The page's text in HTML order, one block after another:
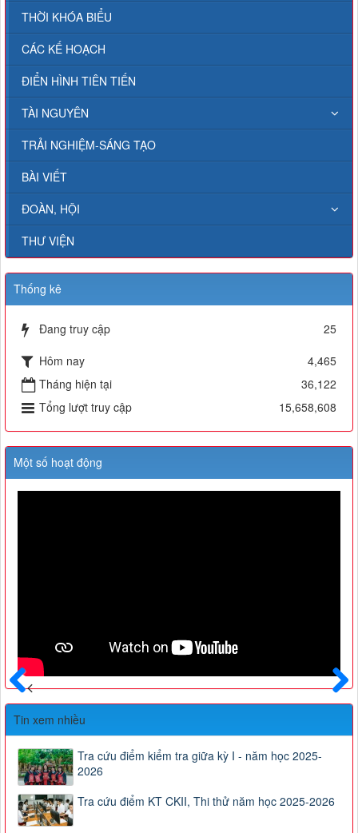
THỜI KHÓA BIỂU
CÁC KẾ HOẠCH
ĐIỂN HÌNH TIÊN TIẾN
TÀI NGUYÊN
TRẢI NGHIỆM-SÁNG TẠO
BÀI VIẾT
ĐOÀN, HỘI
THƯ VIỆN
Thống kê
Đang truy cập
25
Hôm nay
4,465
Tháng hiện tại
36,122
Tổng lượt truy cập
15,658,608
Một số hoạt động
Sau
Trước
Tin xem nhiều
Tra cứu điểm kiểm tra giữa kỳ I - năm học 2025-
2026
Tra cứu điểm KT CKII, Thi thử năm học 2025-2026